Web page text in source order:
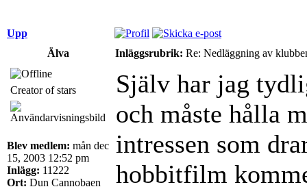
Upp
Älva
Inläggsrubrik: Re: Nedläggning av
Creator of stars
Blev medlem: mån dec
15, 2003 12:52 pm
Inlägg: 11222
Ort: Dun Cannobaen
Själv har jag
och måste hålla
intressen som
hobbitfilm